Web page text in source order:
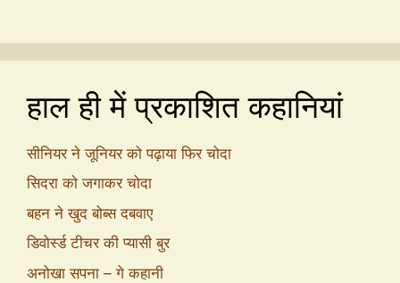
हाल ही में प्रकाशित कहानियां
सीनियर ने जूनियर को पढ़ाया फिर चोदा
सिदरा को जगाकर चोदा
बहन ने खुद बोब्स दबवाए
डिवोर्स्ड टीचर की प्यासी बुर
अनोखा सपना – गे कहानी